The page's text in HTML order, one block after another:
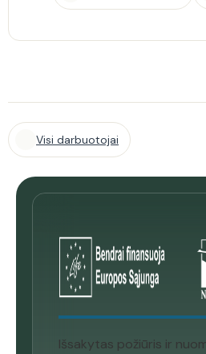
Visi darbuotojai
Išsakytas požiūris ir